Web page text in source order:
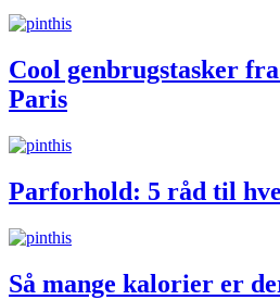
Cool genbrugstasker
Paris
Parforhold: 5 råd til
Så mange kalorier er